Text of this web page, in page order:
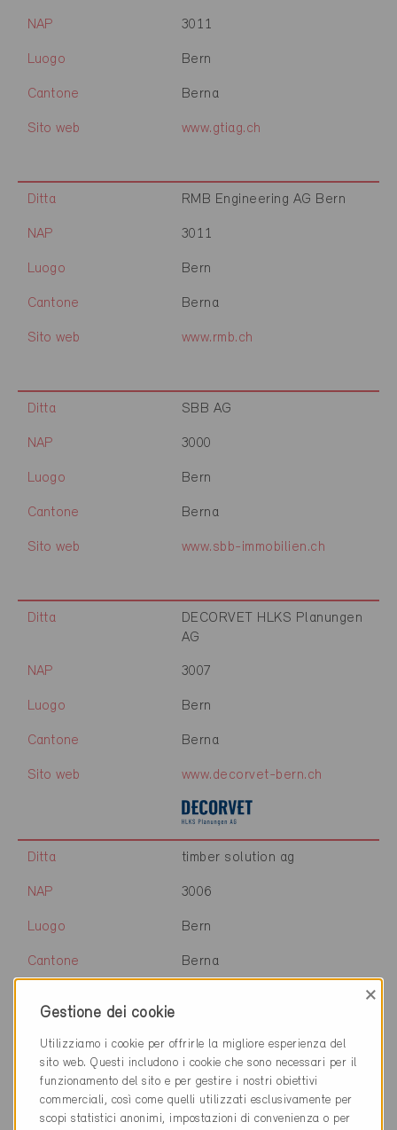
NAP 3011
Luogo Bern
Cantone Berna
Sito web www.gtiag.ch
Ditta RMB Engineering AG Bern
NAP 3011
Luogo Bern
Cantone Berna
Sito web www.rmb.ch
Ditta SBB AG
NAP 3000
Luogo Bern
Cantone Berna
Sito web www.sbb-immobilien.ch
Ditta
DECORVET HLKS Planungen
AG
NAP 3007
Luogo Bern
Cantone Berna
Sito web www.decorvet-bern.ch
Ditta timber solution ag
NAP 3006
Luogo Bern
Cantone Berna
Ditta WälchliPlan GmbH
NAP 3007
Gestione dei cookie
×
Utilizziamo i cookie per offrirle la migliore esperienza del
sito web. Questi includono i cookie che sono necessari per il
funzionamento del sito e per gestire i nostri obiettivi
commerciali, così come quelli utilizzati esclusivamente per
scopi statistici anonimi, impostazioni di convenienza o per